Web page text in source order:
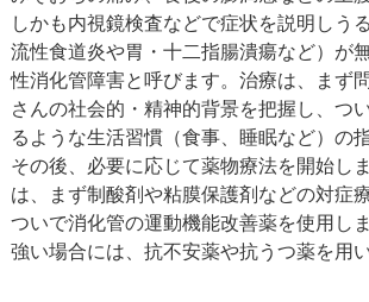
しかも内視鏡検査などで症状を説明しう
流性食道炎や胃・十二指腸潰瘍など）が
性消化管障害と呼びます。治療は、まず
さんの社会的・精神的背景を把握し、つ
るような生活習慣（食事、睡眠など）の
その後、必要に応じて薬物療法を開始し
は、まず制酸剤や粘膜保護剤などの対症
ついで消化管の運動機能改善薬を使用し
強い場合には、抗不安薬や抗うつ薬を用い